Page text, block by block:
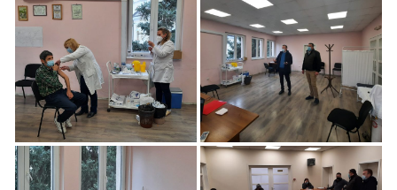
Mobilni Tim za
Vakcinaciju u
Ugrinovcima
Mobilni Tim za
Vakcinaciju u
Ugrinovcima
Mobilni Tim za